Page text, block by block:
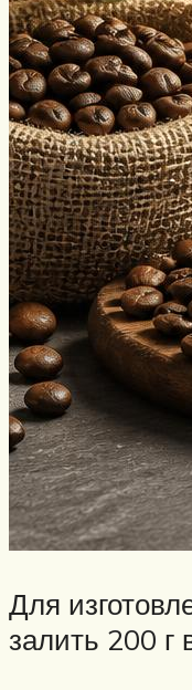
Для
залить 200 г